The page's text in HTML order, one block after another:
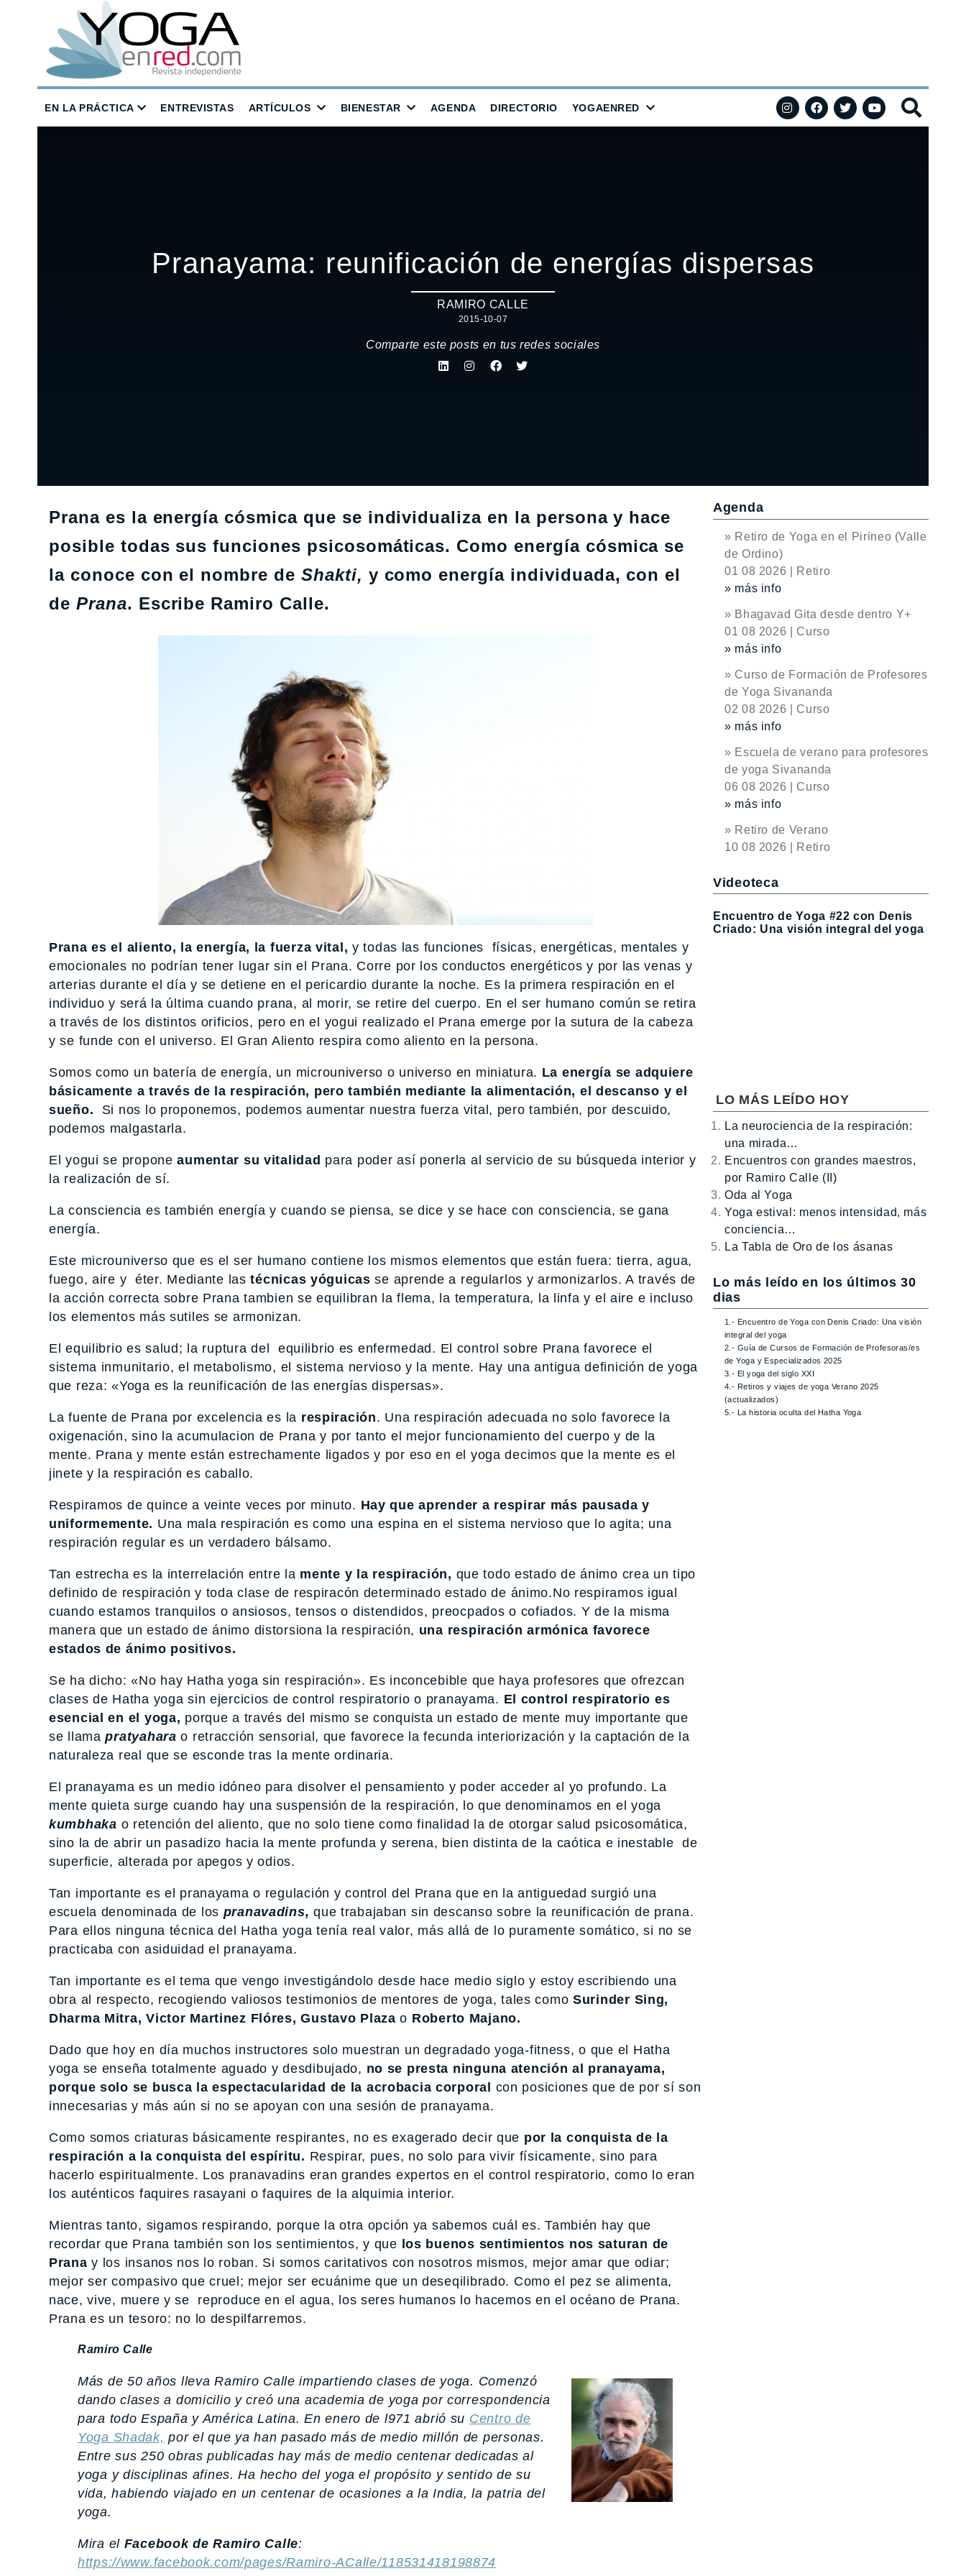
EN LA PRÁCTICA ENTREVISTAS ARTÍCULOS BIENESTAR AGENDA DIRECTORIO YOGAENRED
Pranayama: reunificación de energías dispersas
RAMIRO CALLE
2015-10-07
Comparte este posts en tus redes sociales
Prana es la energía cósmica que se individualiza en la persona y hace
posible todas sus funciones psicosomáticas. Como energía cósmica se
la conoce con el nombre de Shakti, y como energía individuada, con el
de Prana. Escribe Ramiro Calle.
Prana es el aliento, la energía, la fuerza vital, y todas las funciones físicas, energéticas, mentales y
emocionales no podrían tener lugar sin el Prana. Corre por los conductos energéticos y por las venas y
arterias durante el día y se detiene en el pericardio durante la noche. Es la primera respiración en el
individuo y será la última cuando prana, al morir, se retire del cuerpo. En el ser humano común se retira
a través de los distintos orificios, pero en el yogui realizado el Prana emerge por la sutura de la cabeza
y se funde con el universo. El Gran Aliento respira como aliento en la persona.
Somos como un batería de energía, un microuniverso o universo en miniatura. La energía se adquiere
básicamente a través de la respiración, pero también mediante la alimentación, el descanso y el
sueño.
Si nos lo proponemos, podemos aumentar nuestra fuerza vital, pero también, por descuido,
podemos malgastarla.
El yogui se proponeaumentar su vitalidad para poder así ponerla al servicio de su búsqueda interior y
la realización de sí.
La consciencia es también energía y cuando se piensa, se dice y se hace con consciencia, se gana
energía.
Este microuniverso que es el ser humano contiene los mismos elementos que están fuera: tierra, agua,
fuego, aire y éter. Mediante lastécnicas yóguicas se aprende a regularlos y armonizarlos. A través de
la acción correcta sobre Prana tambien se equilibran la flema, la temperatura, la linfa y el aire e incluso
los elementos más sutiles se armonizan.
El equilibrio es salud; la ruptura del equilibrio es enfermedad. El control sobre Prana favorece el
sistema inmunitario, el metabolismo, el sistema nervioso y la mente. Hay una antigua definición de yoga
que reza: «Yoga es la reunificación de las energías dispersas».
La fuente de Prana por excelencia es la respiración. Una respiración adecuada no solo favorece la
oxigenación, sino la acumulacion de Prana y por tanto el mejor funcionamiento del cuerpo y de la
mente. Prana y mente están estrechamente ligados y por eso en el yoga decimos que la mente es el
jinete y la respiración es caballo.
Respiramos de quince a veinte veces por minuto. Hay que aprender a respirar más pausada y
uniformemente. Una mala respiración es como una espina en el sistema nervioso que lo agita; una
respiración regular es un verdadero bálsamo.
Tan estrecha es la interrelación entre la mente y la respiración, que todo estado de ánimo crea un tipo
definido de respiración y toda clase de respiracón determinado estado de ánimo.No respiramos igual
cuando estamos tranquilos o ansiosos, tensos o distendidos, preocpados o cofiados. Y de la misma
manera que un estado de ánimo distorsiona la respiración, una respiración armónica favorece
estados de ánimo positivos.
Se ha dicho: «No hay Hatha yoga sin respiración». Es inconcebible que haya profesores que ofrezcan
clases de Hatha yoga sin ejercicios de control respiratorio o pranayama. El control respiratorio es
esencial en el yoga, porque a través del mismo se conquista un estado de mente muy importante que
se llamapratyahara o retracción sensorial, que favorece la fecunda interiorización y la captación de la
naturaleza real que se esconde tras la mente ordinaria.
El pranayama es un medio idóneo para disolver el pensamiento y poder acceder al yo profundo. La
mente quieta surge cuando hay una suspensión de la respiración, lo que denominamos en el yoga
kumbhaka o retención del aliento, que no solo tiene como finalidad la de otorgar salud psicosomática,
sino la de abrir un pasadizo hacia la mente profunda y serena, bien distinta de la caótica e inestable de
superficie, alterada por apegos y odios.
Tan importante es el pranayama o regulación y control del Prana que en la antiguedad surgió una
escuela denominada de los pranavadins, que trabajaban sin descanso sobre la reunificación de prana.
Para ellos ninguna técnica del Hatha yoga tenía real valor, más allá de lo puramente somático, si no se
practicaba con asiduidad el pranayama.
Tan importante es el tema que vengo investigándolo desde hace medio siglo y estoy escribiendo una
obra al respecto, recogiendo valiosos testimonios de mentores de yoga, tales comoSurinder Sing,
Dharma Mitra, Victor Martinez Flóres, Gustavo Plaza o Roberto Majano.
Dado que hoy en día muchos instructores solo muestran un degradado yoga-fitness, o que el Hatha
yoga se enseña totalmente aguado y desdibujado, no se presta ninguna atención al pranayama,
porque solo se busca la espectacularidad de la acrobacia corporal
con posiciones que de por sí son
innecesarias y más aún si no se apoyan con una sesión de pranayama.
Como somos criaturas básicamente respirantes, no es exagerado decir que por la conquista de la
respiración a la conquista del espíritu. Respirar, pues, no solo para vivir físicamente, sino para
hacerlo espiritualmente. Los pranavadins eran grandes expertos en el control respiratorio, como lo eran
los auténticos faquires rasayani o faquires de la alquimia interior.
Mientras tanto, sigamos respirando, porque la otra opción ya sabemos cuál es. También hay que
recordar que Prana también son los sentimientos, y que los buenos sentimientos nos saturan de
Prana y los insanos nos lo roban. Si somos caritativos con nosotros mismos, mejor amar que odiar;
mejor ser compasivo que cruel; mejor ser ecuánime que un deseqilibrado. Como el pez se alimenta,
nace, vive, muere y se reproduce en el agua, los seres humanos lo hacemos en el océano de Prana.
Prana es un tesoro: no lo despilfarremos.
Ramiro Calle
Más de 50 años lleva Ramiro Calle impartiendo clases de yoga. Comenzó
dando clases a domicilio y creó una academia de yoga por correspondencia
para todo España y América Latina. En enero de l971 abrió su Centro de
Yoga Shadak, por el que ya han pasado más de medio millón de personas.
Entre sus 250 obras publicadas hay más de medio centenar dedicadas al
yoga y disciplinas afines. Ha hecho del yoga el propósito y sentido de su
vida, habiendo viajado en un centenar de ocasiones a la India, la patria del
yoga.
Mira el Facebook de Ramiro Calle:
https://www.facebook.com/pages/Ramiro-ACalle/118531418198874
Agenda
» Retiro de Yoga en el Pirineo (Valle
de Ordino)
01 08 2026 | Retiro
» más info
» Bhagavad Gita desde dentro Y+
01 08 2026 | Curso
» más info
» Curso de Formación de Profesores
de Yoga Sivananda
02 08 2026 | Curso
» más info
» Escuela de verano para profesores
de yoga Sivananda
06 08 2026 | Curso
» más info
» Retiro de Verano
10 08 2026 | Retiro
Videoteca
Encuentro de Yoga #22 con Denis
Criado: Una visión integral del yoga
LO MÁS LEÍDO HOY
La neurociencia de la respiración:
una mirada…
Encuentros con grandes maestros,
por Ramiro Calle (II)
Oda al Yoga
Yoga estival: menos intensidad, más
conciencia…
La Tabla de Oro de los ásanas
Lo más leído en los últimos 30
dias
1.- Encuentro de Yoga con Denis Criado: Una visión
integral del yoga
2.- Guía de Cursos de Formación de Profesoras/es
de Yoga y Especializados 2025
3.- El yoga del siglo XXI
4.- Retiros y viajes de yoga Verano 2025
(actualizados)
5.- La historia oculta del Hatha Yoga